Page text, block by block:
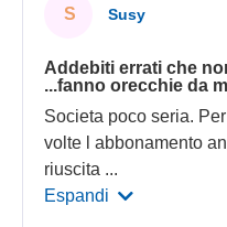
S Susy
Addebiti errati che
...fanno orecchie da
Societa poco seria.
volte l abbonamento
riuscita ...
Espandi